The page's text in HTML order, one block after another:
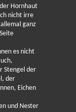
Hornhaut
nicht irre
ganz
es nicht
Stengel der
der
Eichen
und Nester